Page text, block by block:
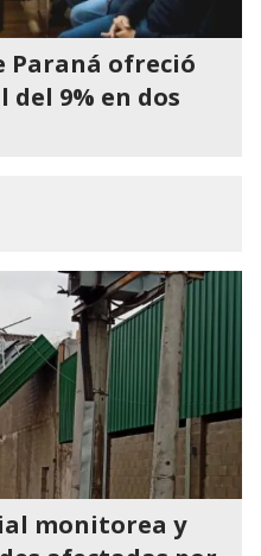
Paraná ofreció
9% en dos
monitorea y